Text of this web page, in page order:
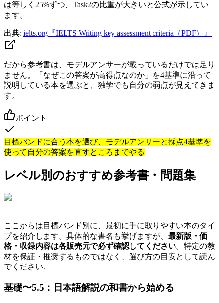
は等しく25%ずつ、Task2の比重が大きいと公式が示してい
ます。
出典: ielts.org『IELTS Writing key assessment criteria（PDF）』
だから参考書は、モデルアンサーが載っているだけでは足り
ません。「なぜこの答案が高得点なのか」を4基準に沿って
説明している本を選ぶと、独学でも自分の弱点が見えてきま
す。
ポイント
目標バンドに合う本を選び、モデルアンサーと採点4基準を
使って自分の答案を直すところまでやる
レベル別のおすすめ参考書・問題集
ここからは目標バンド別に、最初に手に取りやすい本のタイ
プを紹介します。具体的な書名も挙げますが、 最新版・価
格・収録内容は各販売元で必ず確認してください。特定の教
材を保証・推奨するものではなく、選び方の目安として読ん
でください。
基礎〜5.5：日本語解説の和書から始める